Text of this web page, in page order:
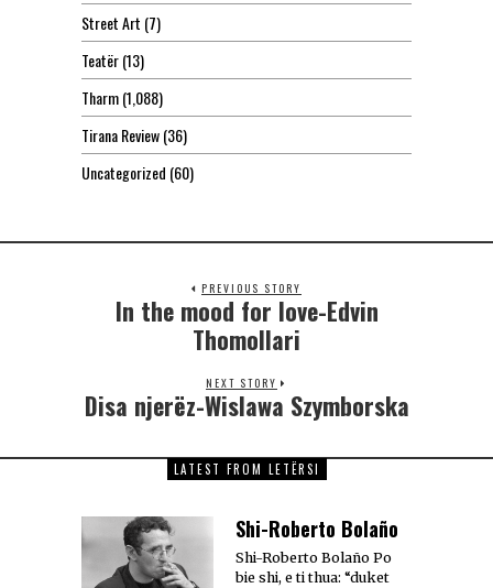
Street Art (7)
Teatër(13)
Tharm(1,088)
Tirana Review(36)
Uncategorized (60)
PREVIOUS STORY
In the mood for love-Edvin
Thomollari
NEXT STORY
Disa njerëz-Wislawa Szymborska
LATEST FROM LETËRSI
Shi-Roberto Bolaño
Shi-Roberto Bolaño Po
bie shi, e ti thua: “duket